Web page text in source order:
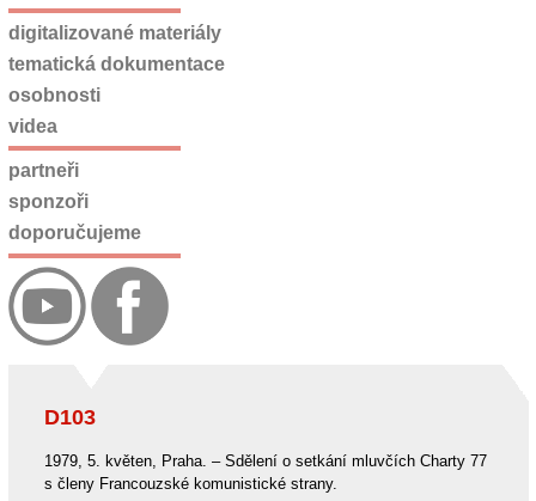
D103
1979, 5. květen, Praha. – Sdělení o setkání mluvčích Charty 77
s členy Francouzské komunistické strany.
digitalizované materiály
tematická dokumentace
osobnosti
videa
partneři
sponzoři
doporučujeme